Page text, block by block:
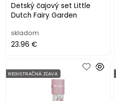
Detský čajový set Little
Dutch Fairy Garden
skladom
23.96 €
REGISTRAČNÁ ZĽAVA